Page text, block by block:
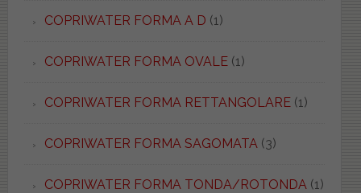
COPRIWATER FORMA A D (1)
COPRIWATER FORMA OVALE(1)
COPRIWATER FORMA RETTANGOLARE(1)
COPRIWATER FORMA SAGOMATA (3)
COPRIWATER FORMA TONDA/ROTONDA (1)